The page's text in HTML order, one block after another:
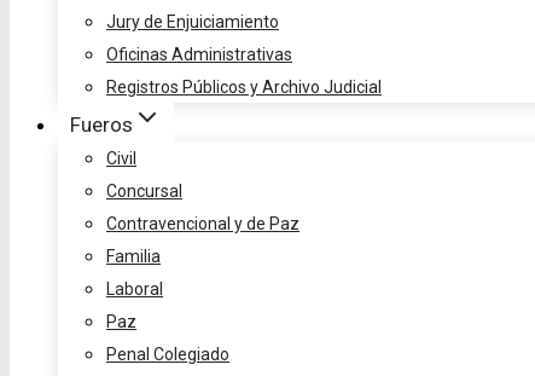
Jury de Enjuiciamiento
Oficinas Administrativas
Registros Públicos y Archivo Judicial
Fueros
Civil
Concursal
Contravencional y de Paz
Familia
Laboral
Paz
Penal Colegiado